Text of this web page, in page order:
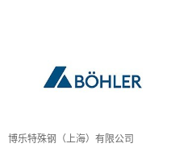
博乐特殊钢（上海）有限公司